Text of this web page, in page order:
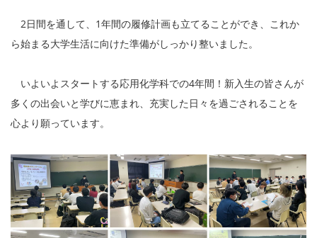
2日間を通して、1年間の履修計画も立てることができ、これか
ら始まる大学生活に向けた準備がしっかり整いました。
いよいよスタートする応用化学科での4年間！新入生の皆さんが
多くの出会いと学びに恵まれ、充実した日々を過ごされることを
心より願っています。